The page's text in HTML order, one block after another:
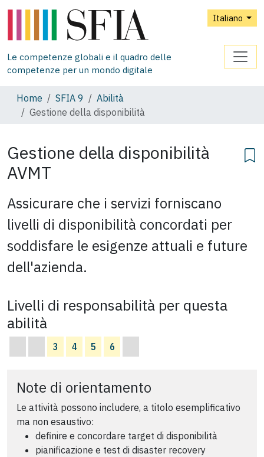
Italiano
Le competenze globali e il quadro delle
competenze per un mondo digitale
Home SFIA 9
Abilità
Gestione della disponibilità
Gestione della disponibilità
AVMT
Assicurare che i servizi forniscano
livelli di disponibilità concordati per
soddisfare le esigenze attuali e future
dell'azienda.
Livelli di responsabilità per questa
abilità
3 4 5 6
Note di orientamento
Le attività possono includere, a titolo esemplificativo
ma non esaustivo:
definire e concordare target di disponibilità
pianificazione e test di disaster recovery